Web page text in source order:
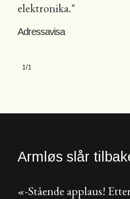
elektronika."
Adressavisa
1 1
Armløs slår
«-Stående applaus!